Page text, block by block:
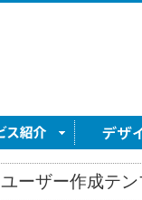
ユーザー作成テ